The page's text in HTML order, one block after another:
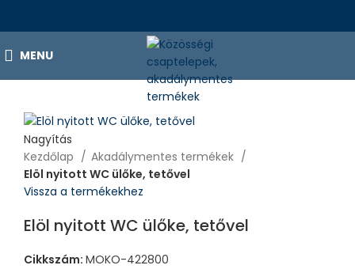
MENU
Nagyítás
Kezdőlap
Akadálymentes termékek
Elöl nyitott WC ülőke, tetővel
Vissza a termékekhez
Elöl nyitott WC ülőke, tetővel
Cikkszám: MOKO-422800